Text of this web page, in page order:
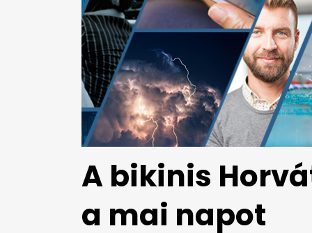
A bikinis
a mai napot